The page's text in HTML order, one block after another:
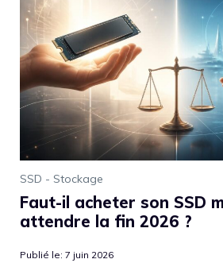
SSD - Stockage
Faut-il acheter son SSD
attendre la fin 2026 ?
Publié le: 7 juin 2026